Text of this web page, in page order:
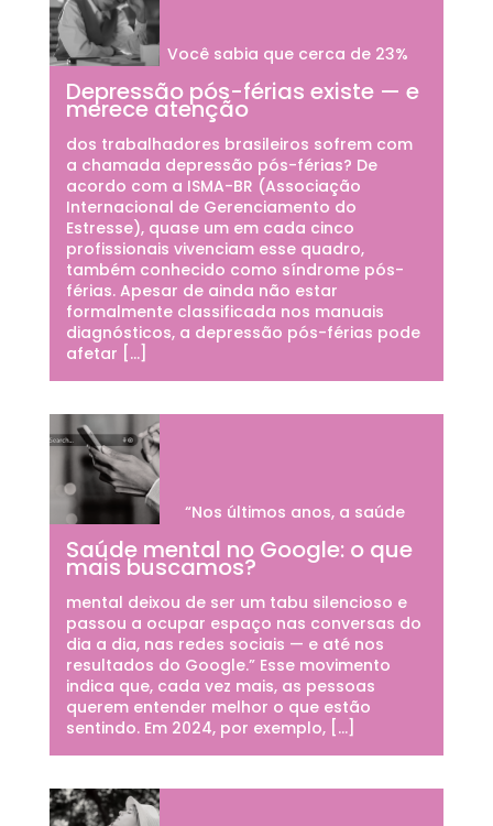
Depressão pós-férias existe — e
merece atenção
Você sabia que cerca de 23%
dos trabalhadores brasileiros sofrem com
a chamada depressão pós-férias? De
acordo com a ISMA-BR (Associação
Internacional de Gerenciamento do
Estresse), quase um em cada cinco
profissionais vivenciam esse quadro,
também conhecido como síndrome pós-
férias. Apesar de ainda não estar
formalmente classificada nos manuais
diagnósticos, a depressão pós-férias pode
afetar […]
Saúde mental no Google: o que
mais buscamos?
“Nos últimos anos, a saúde
mental deixou de ser um tabu silencioso e
passou a ocupar espaço nas conversas do
dia a dia, nas redes sociais — e até nos
resultados do Google.” Esse movimento
indica que, cada vez mais, as pessoas
querem entender melhor o que estão
sentindo. Em 2024, por exemplo, […]